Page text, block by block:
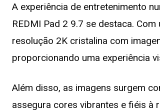
A experiência de entretenimento
REDMI Pad 2 9.7 se destaca.
resolução 2K cristalina com
proporcionando uma experiência
Além disso, as imagens surgem
assegura cores vibrantes e fiéis à